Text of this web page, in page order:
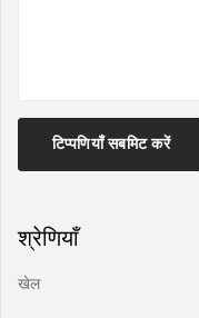
टिप्पणियाँ सबमिट करें
श्रेणियाँ
खेल